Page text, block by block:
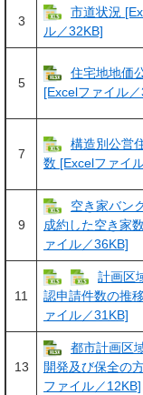
3
市道状況
ル／32KB]
5
住宅地地価
[Excelファイル
7
構造別公営
数 [Excelファイ
9
空き家バン
成約した空き家
ァイル／36KB]
11
計画区
認申請件数の推
ァイル／31KB]
13
都市計画区
開発及び保全の
ファイル／12KB]